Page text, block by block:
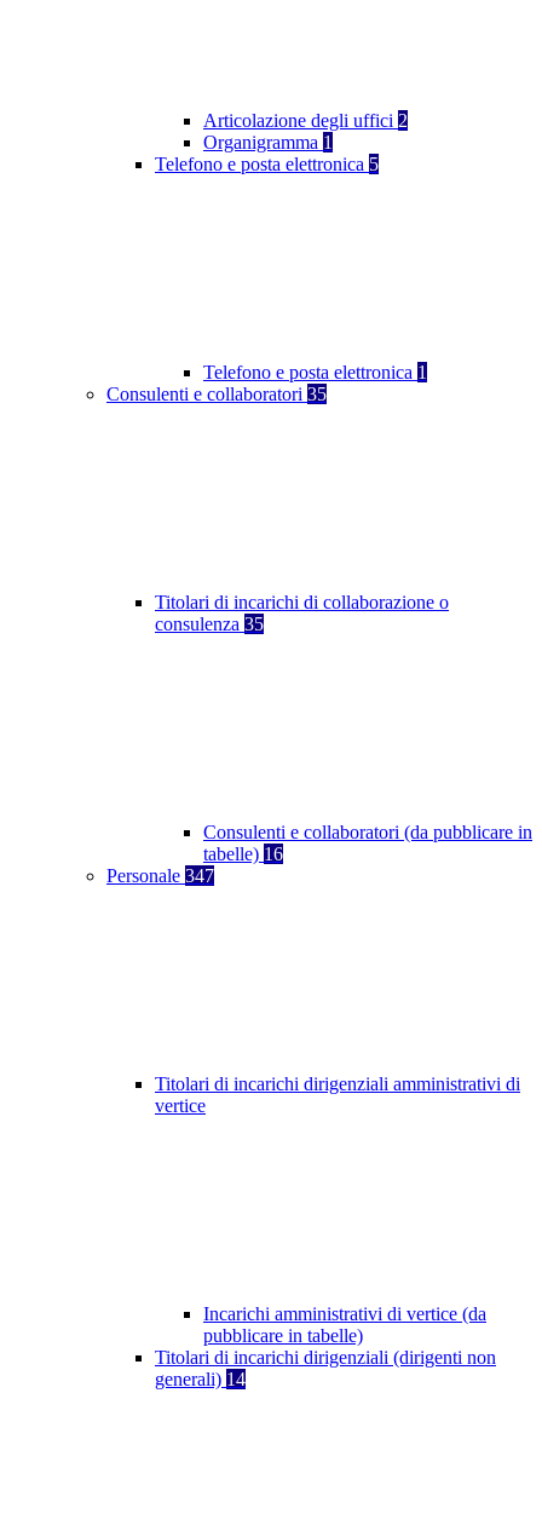
Articolazione degli uffici 2
Organigramma 1
Telefono e posta elettronica 5
Telefono e posta elettronica 1
Consulenti e collaboratori 35
Titolari di incarichi di collaborazione o
consulenza 35
Consulenti e collaboratori (da pubblicare in
tabelle) 16
Personale 347
Titolari di incarichi dirigenziali amministrativi di
vertice
Incarichi amministrativi di vertice (da
pubblicare in tabelle)
Titolari di incarichi dirigenziali (dirigenti non
generali) 14